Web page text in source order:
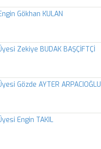
Gökhan KULAN
Zekiye BUDAK BAŞÇİFTÇİ
Gözde AYTER ARPACIOĞLU
Engin TAKIL